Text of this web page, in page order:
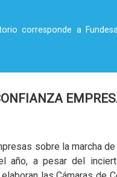
corresponde a
sobre la marcha
año, a pesar del